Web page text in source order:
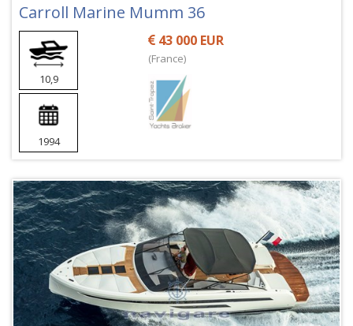
Carroll Marine Mumm 36
10,9
1994
43 000 EUR
(France)